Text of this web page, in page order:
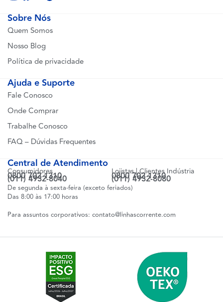
Sobre Nós
Quem Somos
Nosso Blog
Política de privacidade
Ajuda e Suporte
Fale Conosco
Onde Comprar
Trabalhe Conosco
FAQ – Dúvidas Frequentes
Central de Atendimento
Consumidores
0800 702 1310
(011) 4932-8040
Lojistas | Clientes Indústria
0800 702 1310
(011) 4932-8080
De segunda à sexta-feira (exceto feriados)
Das 8:00 às 17:00 horas
Para assuntos corporativos: contato@linhascorrente.com